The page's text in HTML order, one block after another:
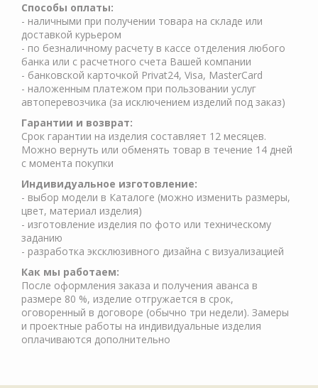
Способы оплаты:
- наличными при получении товара на складе или
доставкой курьером
- по безналичному расчету в кассе отделения любого
банка или с расчетного счета Вашей компании
- банковской карточкой Privat24, Visa, MasterCard
- наложенным платежом при пользовании услуг
автоперевозчика (за исключением изделий под заказ)
Гарантии и возврат:
Срок гарантии на изделия составляет 12 месяцев.
Можно вернуть или обменять товар в течение 14 дней
с момента покупки
Индивидуальное изготовление:
- выбор модели в Каталоге (можно изменить размеры,
цвет, материал изделия)
- изготовление изделия по фото или техническому
заданию
- разработка эксклюзивного дизайна с визуализацией
Как мы работаем:
После оформления заказа и получения аванса в
размере 80 %, изделие отгружается в срок,
оговоренный в договоре (обычно три недели). Замеры
и проектные работы на индивидуальные изделия
оплачиваются дополнительно